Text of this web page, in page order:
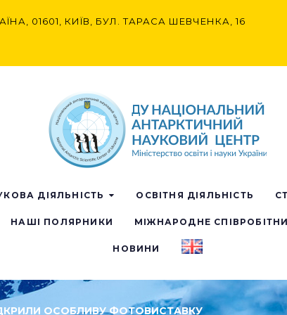
01601, КИЇВ, БУЛ. ТАРАСА ШЕВЧЕНКА, 16
ДІЯЛЬНІСТЬ ОСВІТНЯ ДІЯЛЬНІСТЬ
НАШІ ПОЛЯРНИКИ МІЖНАРОДНЕ
НОВИНИ
ОСОБЛИВУ ФОТОВИСТАВКУ